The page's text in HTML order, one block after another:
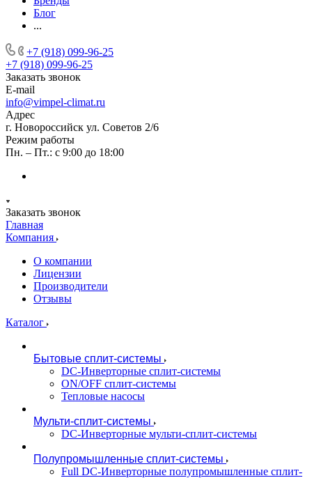
Блог
...
+7 (918) 099-96-25
+7 (918) 099-96-25
Заказать звонок
E-mail
info@vimpel-climat.ru
Адрес
г. Новороссийск ул. Советов 2/6
Режим работы
Пн. – Пт.: с 9:00 до 18:00
Заказать звонок
Главная
Компания
О компании
Лицензии
Производители
Отзывы
Каталог
Бытовые сплит-системы
DC-Инверторные сплит-системы
ON/OFF сплит-системы
Тепловые насосы
Мульти-сплит-системы
DC-Инверторные мульти-сплит-системы
Полупромышленные сплит-системы
Full DC-Инверторные полупромышленные сплит-